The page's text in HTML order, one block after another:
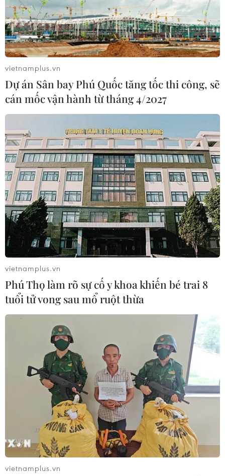
vietnamplus.vn
Dự án Sân bay Phú Quốc tăng tốc thi công, sẽ
cán mốc vận hành từ tháng 4/2027
vietnamplus.vn
Phú Thọ làm rõ sự cố y khoa khiến bé trai 8
tuổi tử vong sau mổ ruột thừa
vietnamplus.vn